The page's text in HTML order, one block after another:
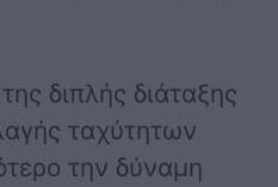
διπλής διάταξης
ταχύτητων
την δύναμη